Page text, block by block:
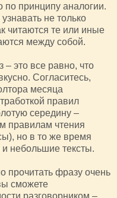
по принципу аналогии.
не только
читаются те или иные
между собой.
– это все равно, что
Согласитесь,
месяца
правил
середину –
правилам чтения
но в то же время
небольшие тексты.
прочитать фразу очень
сможете
разговорником –